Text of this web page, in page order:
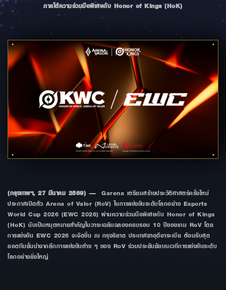
ภายใต้ความร่วมมือพิเศษกับ Honor of Kings (HoK)
(กรุงเทพฯ, 27 มีนาคม 2569) — Garena เตรียมสร้างประวัติศาสตร์ครั้งใหม่
ประกาศเปิดตัว Arena of Valor (RoV) ในการแข่งขันระดับโลกอย่าง Esports
World Cup 2026 (EWC 2026) ผ่านความร่วมมือพิเศษกับ Honor of Kings
(HoK) นับเป็นหมุดหมายสำคัญในวาระเฉลิมฉลองครบรอบ 10 ปีของเกม RoV โดย
การแข่งขัน EWC 2026 จะจัดขึ้น ณ กรุงริยาด ประเทศซาอุดีอาระเบีย ต้อนรับสุด
ยอดทีมชั้นนำจากลีกการแข่งขันต่าง ๆ ของ RoV ร่วมประชันชัยบนเวทีการแข่งขันระดับ
โลกอย่างยิ่งใหญ่